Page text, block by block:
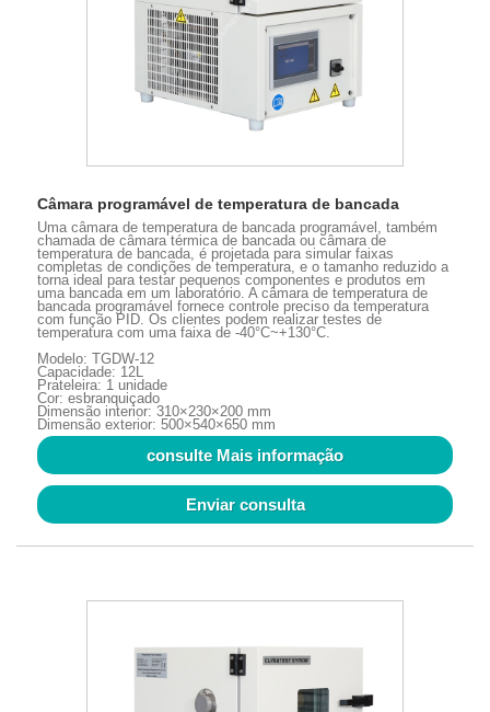
Câmara programável de temperatura de bancada
Uma câmara de temperatura de bancada programável, também
chamada de câmara térmica de bancada ou câmara de
temperatura de bancada, é projetada para simular faixas
completas de condições de temperatura, e o tamanho reduzido a
torna ideal para testar pequenos componentes e produtos em
uma bancada em um laboratório. A câmara de temperatura de
bancada programável fornece controle preciso da temperatura
com função PID. Os clientes podem realizar testes de
temperatura com uma faixa de -40°C~+130°C.
Modelo: TGDW-12
Capacidade: 12L
Prateleira: 1 unidade
Cor: esbranquiçado
Dimensão interior: 310×230×200 mm
Dimensão exterior: 500×540×650 mm
consulte Mais informação
Enviar consulta